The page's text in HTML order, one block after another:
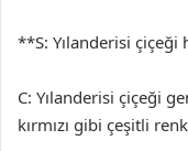
**S: Yılanderisi
C: Yılanderisi çiçeği
kırmızı gibi çeşitli